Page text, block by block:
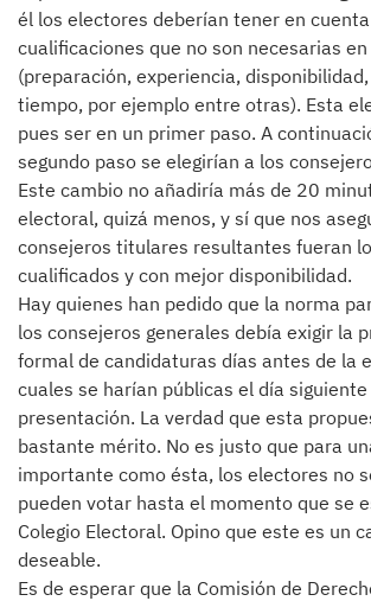
él los electores deberían tener en
cualificaciones que no son necesarias
(preparación, experiencia,
tiempo, por ejemplo entre otras). Esta
pues ser en un primer paso. A
segundo paso se elegirían a los
Este cambio no añadiría más de 20
electoral, quizá menos, y sí que nos
consejeros titulares resultantes fueran
cualificados y con mejor disponibilidad.
Hay quienes han pedido que la norma
los consejeros generales debía exigir la
formal de candidaturas días antes de la
cuales se harían públicas el día siguiente
presentación. La verdad que esta
bastante mérito. No es justo que para
importante como ésta, los electores no
pueden votar hasta el momento que se
Colegio Electoral. Opino que este es un
deseable.
Es de esperar que la Comisión de